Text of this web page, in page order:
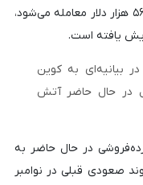
کمی کاهش یافته و در حال حاضر با قیمت ۵۶ هزار دلار معامله می‌شود،
پاو هاندال، تحلیلگر ارشد Swyftx در بیانیه‌ای به کوین
در حال حاضر آتش
در حال حاضر به
صعودی قبلی در نوامبر